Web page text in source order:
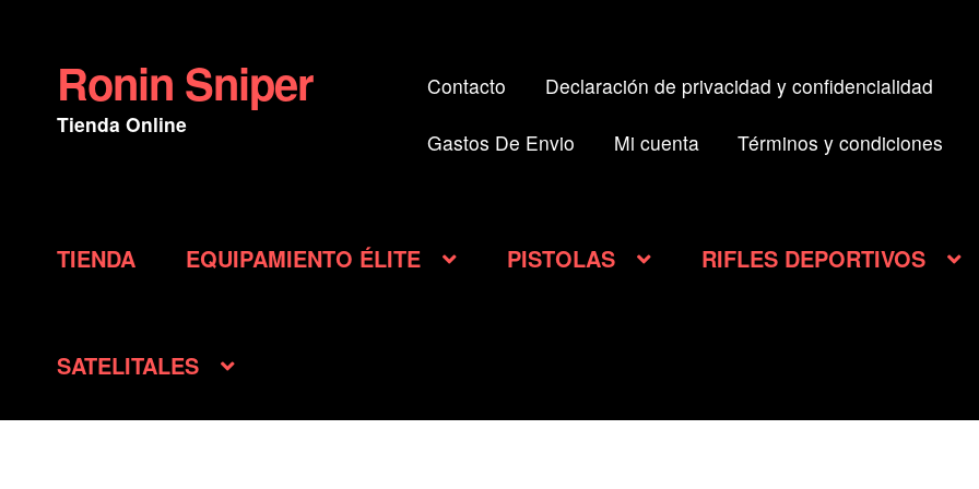
Ir
a
la
Ir
al
contenido
Ronin Sniper
Tienda Online
Contacto Declaración de privacidad y confidencialidad
Gastos De Envio Mi cuenta Términos y condiciones
TIENDA EQUIPAMIENTO ÉLITE PISTOLAS RIFLES DEPORTIVOS
SATELITALES